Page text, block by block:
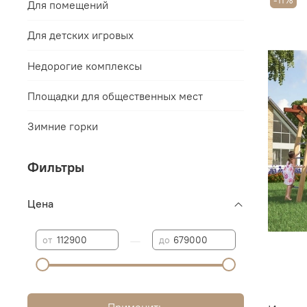
Для помещений
Для детских игровых
Недорогие комплексы
Площадки для общественных мест
Зимние горки
Фильтры
Цена
от до